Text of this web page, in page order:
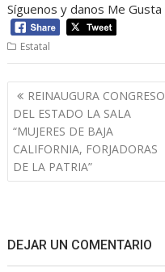
Síguenos y danos Me Gusta
Estatal
Navegación
de
entradas
REINAUGURA CONGRESO
DEL ESTADO LA SALA
“MUJERES DE BAJA
CALIFORNIA, FORJADORAS
DE LA PATRIA”
DEJAR UN COMENTARIO